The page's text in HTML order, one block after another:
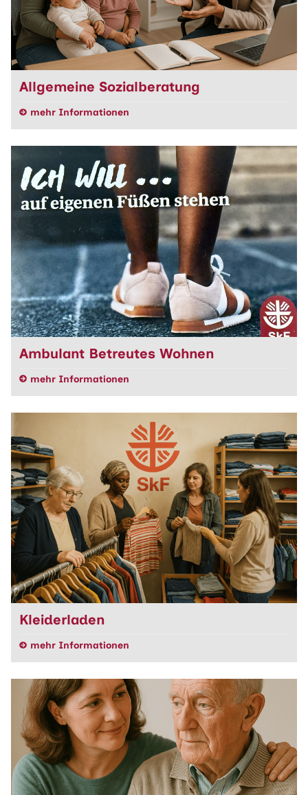
Allgemeine Sozialberatung
mehr Informationen
Ambulant Betreutes Wohnen
mehr Informationen
Kleiderladen
mehr Informationen